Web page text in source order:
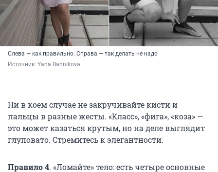
Слева — как правильно. Справа — так делать не надо
Источник: Yana Bannikova
Ни в коем случае не закручивайте кисти и
пальцы в разные жесты. «Класс», «фига», «коза» —
это может казаться крутым, но на деле выглядит
глуповато. Стремитесь к элегантности.
Правило 4. «Ломайте» тело: есть четыре основные